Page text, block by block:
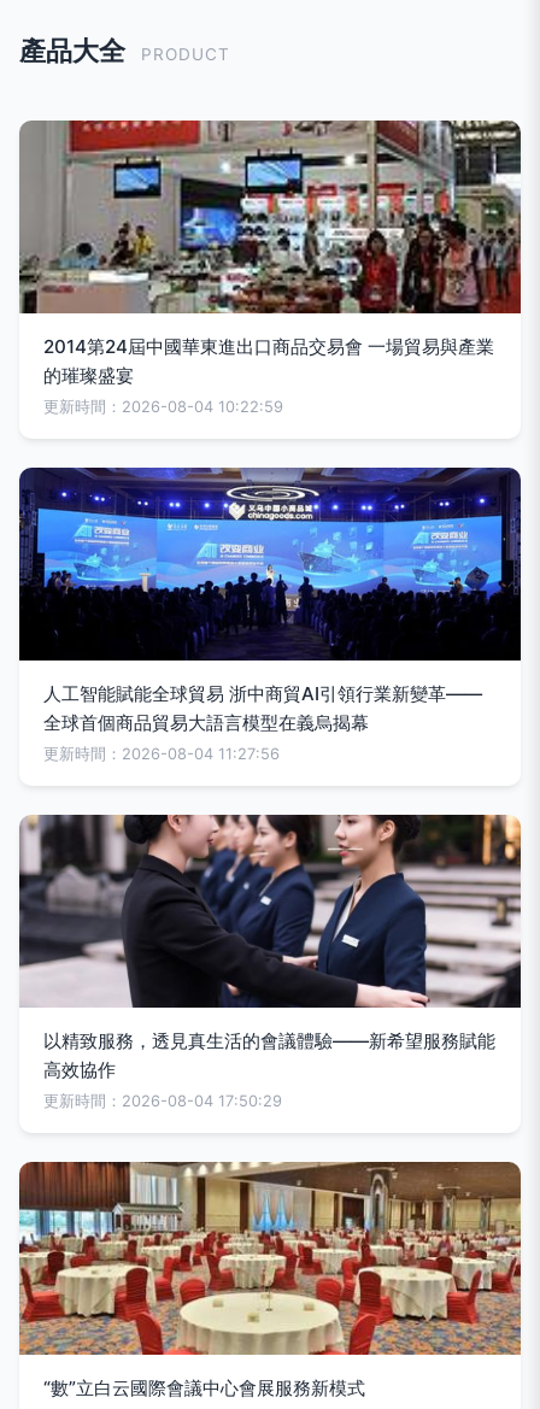
產品大全 PRODUCT
2014第24屆中國華東進出口商品交易會 一場貿易與產業
的璀璨盛宴
更新時間：2026-08-04 10:22:59
人工智能賦能全球貿易 浙中商貿AI引領行業新變革——
全球首個商品貿易大語言模型在義烏揭幕
更新時間：2026-08-04 11:27:56
以精致服務，透見真生活的會議體驗——新希望服務賦能
高效協作
更新時間：2026-08-04 17:50:29
“數”立白云國際會議中心會展服務新模式